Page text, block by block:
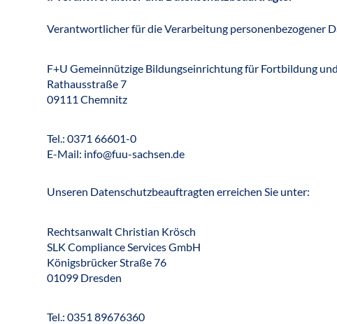
Verantwortlicher für die Verarbeitung personenbezogener
F+U Gemeinnützige Bildungseinrichtung für Fortbildung
Rathausstraße 7
09111 Chemnitz
Tel.: 0371 66601-0
E-Mail: info@fuu-sachsen.de
Unseren Datenschutzbeauftragten erreichen Sie unter:
Rechtsanwalt Christian Krösch
SLK Compliance Services GmbH
Königsbrücker Straße 76
01099 Dresden
Tel.: 0351 89676360